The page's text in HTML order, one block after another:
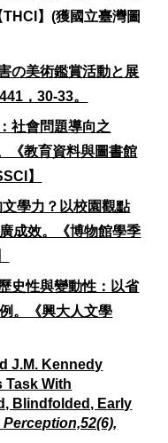
THCI】(獲國立臺灣圖
の美術鑑賞活動と展
，30-33。
社會問題導向之
《教育資料與圖書館
】
學力？以校園觀點
成效。《博物館學季
史性與變動性：以省
。《興大人文學
J.M. Kennedy
Task With
Blindfolded, Early
Perception,52(6),